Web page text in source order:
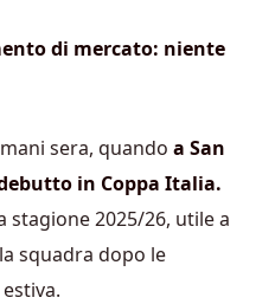
di mercato: niente
sera, quando a San
in Coppa Italia.
stagione 2025/26, utile a
squadra dopo le